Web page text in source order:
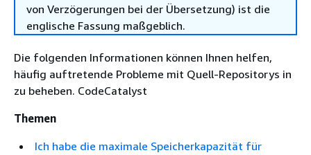
von Verzögerungen bei der Übersetzung) ist die
englische Fassung maßgeblich.
Die folgenden Informationen können Ihnen helfen,
häufig auftretende Probleme mit Quell-Repositorys in
zu beheben. CodeCatalyst
Themen
Ich habe die maximale Speicherkapazität für